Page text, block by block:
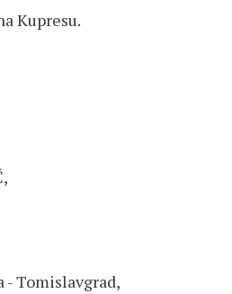
Kupresu.
- Tomislavgrad,